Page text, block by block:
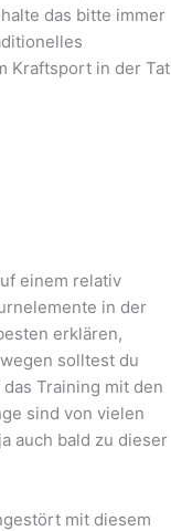
das bitte immer
Kraftsport in der Tat
einem relativ
in der
erklären,
solltest du
Training mit den
sind von vielen
auch bald zu dieser
mit diesem